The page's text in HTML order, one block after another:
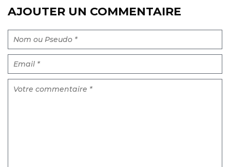
AJOUTER UN COMMENTAIRE